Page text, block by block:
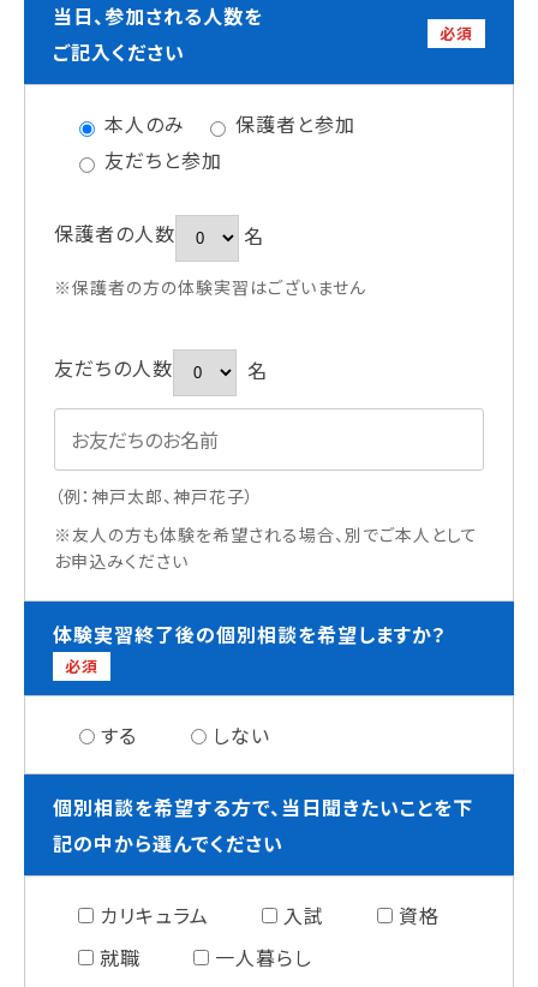
当日、参加される人数を
ご記入ください
必須
本人のみ
保護者と参加
友だちと参加
保護者の人数 名
※保護者の方の体験実習はございません
友だちの人数 名
（例：神戸太郎、神戸花子）
※友人の方も体験を希望される場合、別でご本人として
お申込みください
体験実習終了後の個別相談を希望しますか？
必須
する しない
個別相談を希望する方で、当日聞きたいことを下
記の中から選んでください
カリキュラム 入試
資格
就職
一人暮らし